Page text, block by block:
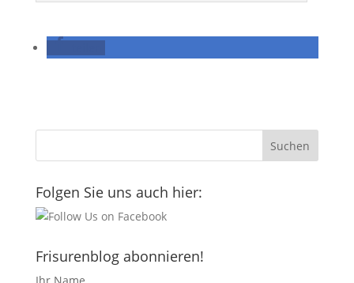
Folgen Sie uns auch hier:
Frisurenblog abonnieren!